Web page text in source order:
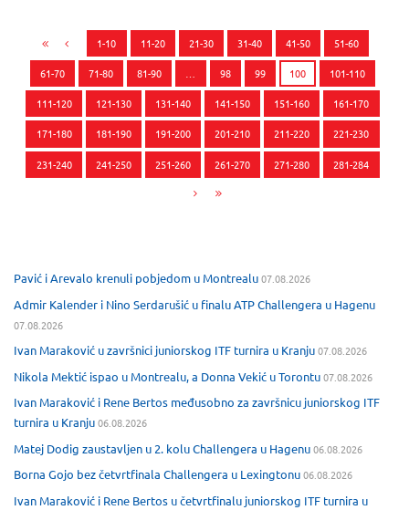
1-10 11-20 21-30 31-40 41-50 51-60
61-70 71-80 81-90 98 99 100 101-110
111-120 121-130 131-140 141-150 151-160 161-170
171-180 181-190 191-200 201-210 211-220 221-230
231-240 241-250 251-260 261-270 271-280 281-284
Pavić i Arevalo krenuli pobjedom u Montrealu07.08.2026
Admir Kalender i Nino Serdarušić u finalu ATP Challengera u Hagenu
07.08.2026
Ivan Maraković u završnici juniorskog ITF turnira u Kranju07.08.2026
Nikola Mektić ispao u Montrealu, a Donna Vekić u Torontu07.08.2026
Ivan Maraković i Rene Bertos međusobno za završnicu juniorskog ITF
turnira u Kranju06.08.2026
Matej Dodig zaustavljen u 2. kolu Challengera u Hagenu06.08.2026
Borna Gojo bez četvrtfinala Challengera u Lexingtonu06.08.2026
Ivan Maraković i Rene Bertos u četvrtfinalu juniorskog ITF turnira u